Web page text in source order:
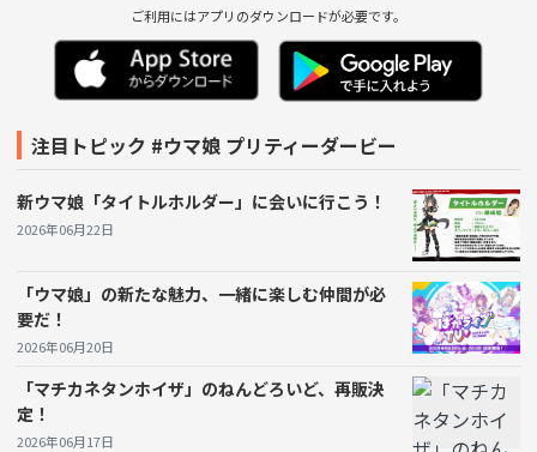
理想的な場でもある。ウマ娘ファン同士で集まって、ポ
ップアップストアを共に訪れれば、より一層の盛り上が
りが期待できる。
一人ではなかなか行きにくいイベントも、仲間をつくれ
る場所を考えるだけでもワクワク感が増す。
「このウマ娘推しの仲間と一緒に行く！」なんていう約
束ができれば、さらに甘美な推し活となる。
みんなで盛り上がりたい！
ご利用にはアプリのダウンロードが必要です。
注目トピック #ウマ娘 プリティーダービー
新ウマ娘「タイトルホルダー」に会いに行こう！
2026年06月22日
「ウマ娘」の新たな魅力、一緒に楽しむ仲間が必
要だ！
2026年06月20日
「マチカネタンホイザ」のねんどろいど、再販決
定！
2026年06月17日